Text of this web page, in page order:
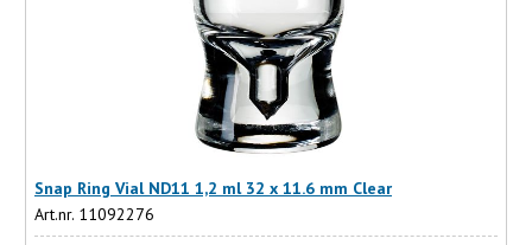
Snap Ring Vial ND11 1,2 ml 32 x 11.6 mm Clear
Art.nr. 11092276